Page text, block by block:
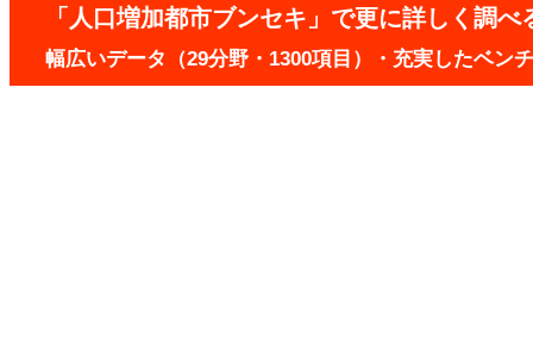
「人口増加都市ブンセキ」で更に詳しく調べ
幅広いデータ（29分野・1300項目）・充実したベン